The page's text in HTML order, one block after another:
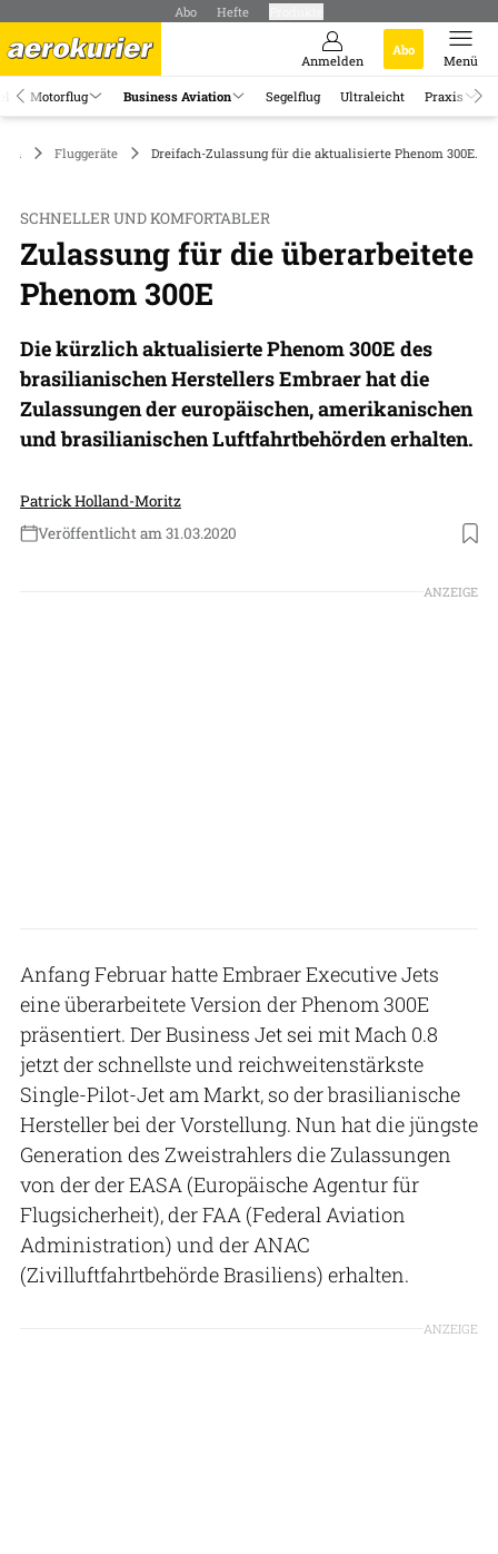
Abo Hefte
Anmelden
Abo
Menü
Motorflug Business Aviation Segelflug Ultraleicht Praxis
Fluggeräte Dreifach-Zulassung für die aktualisierte Phenom 300E.
SCHNELLER UND KOMFORTABLER
Zulassung für die überarbeitete
Phenom 300E
Die kürzlich aktualisierte Phenom 300E des
brasilianischen Herstellers Embraer hat die
Zulassungen der europäischen, amerikanischen
und brasilianischen Luftfahrtbehörden erhalten.
Patrick Holland-Moritz
Veröffentlicht am 31.03.2020
Foto: Embraer Executive Jets
ANZEIGE
Anfang Februar hatte Embraer Executive Jets
eine überarbeitete Version der Phenom 300E
präsentiert. Der Business Jet sei mit Mach 0.8
jetzt der schnellste und reichweitenstärkste
Single-Pilot-Jet am Markt, so der brasilianische
Hersteller bei der Vorstellung. Nun hat die jüngste
Generation des Zweistrahlers die Zulassungen
von der der EASA (Europäische Agentur für
Flugsicherheit), der FAA (Federal Aviation
Administration) und der ANAC
(Zivilluftfahrtbehörde Brasiliens) erhalten.
ANZEIGE